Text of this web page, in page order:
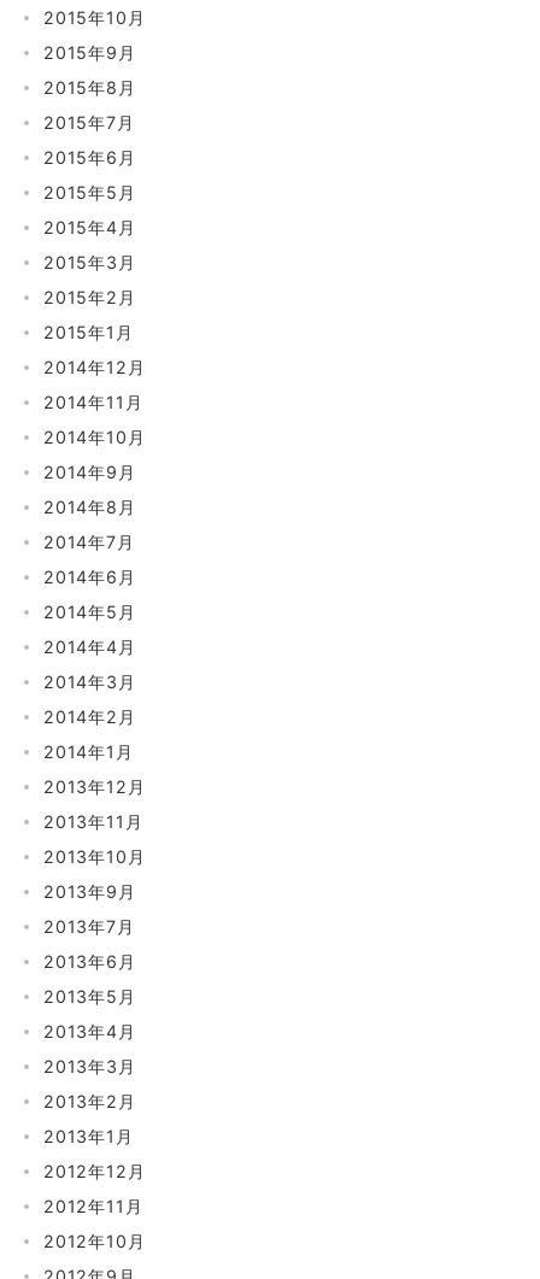
2015年10月
2015年9月
2015年8月
2015年7月
2015年6月
2015年5月
2015年4月
2015年3月
2015年2月
2015年1月
2014年12月
2014年11月
2014年10月
2014年9月
2014年8月
2014年7月
2014年6月
2014年5月
2014年4月
2014年3月
2014年2月
2014年1月
2013年12月
2013年11月
2013年10月
2013年9月
2013年7月
2013年6月
2013年5月
2013年4月
2013年3月
2013年2月
2013年1月
2012年12月
2012年11月
2012年10月